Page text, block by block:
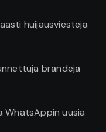
huijausviestejä
brändejä
WhatsAppin uusia